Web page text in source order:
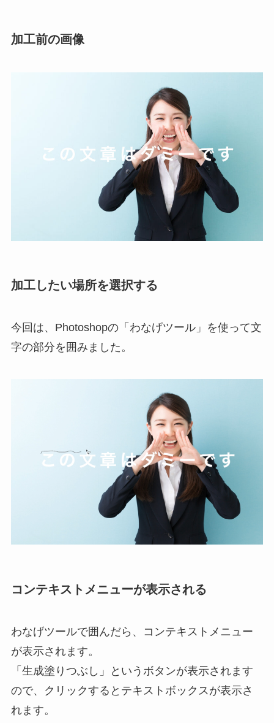
加工前の画像
加工したい場所を選択する
今回は、Photoshopの「わなげツール」を使って文
字の部分を囲みました。
コンテキストメニューが表示される
わなげツールで囲んだら、コンテキストメニュー
が表示されます。
「生成塗りつぶし」というボタンが表示されます
ので、クリックするとテキストボックスが表示さ
れます。